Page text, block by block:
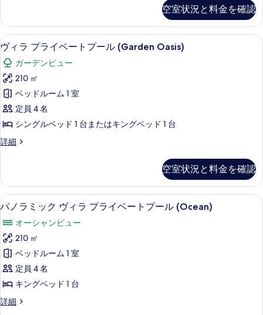
写
真
を
表
示
す
る
Villa)
の
詳
細
空室状況と料金を確認
ヴ
ィ
ラ
プ
ラ
イ
ベ
ー
プ
ー
ル
(Garden
Oasis)
の
す
べ
て
18
ヴィラ プライベートプール (Garden Oasis)
ガーデンビュー
210 ㎡
ベッドルーム 1 室
定員 4 名
シングルベッド 1 台またはキングベッド 1 台
詳細
ヴ
ラ
イ
ベ
ト
プ
ー
ル
(Garden
Oasis)
の
詳
空室状況と料金を確認
パ
ラ
ミ
ッ
ク
ヴ
ィ
パノラミック ヴィラ プライベート
17
パノラミック ヴィラ プライベートプール (Ocean)
オーシャンビュー
210 ㎡
ベッドルーム 1 室
定員 4 名
キングベッド 1 台
詳細
パ